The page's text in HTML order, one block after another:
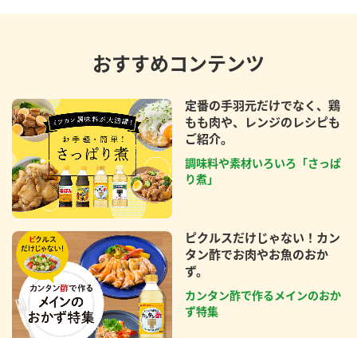
おすすめコンテンツ
定番の手羽元だけでなく、鶏
もも肉や、レンジのレシピも
ご紹介。
調味料や素材いろいろ「さっぱ
り煮」
ピクルスだけじゃない！カン
タン酢でお肉やお魚のおか
ず。
カンタン酢で作るメインのおか
ず特集